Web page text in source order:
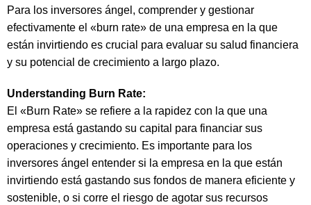
Para los inversores ángel, comprender y gestionar
efectivamente el «burn rate» de una empresa en la que
están invirtiendo es crucial para evaluar su salud financiera
y su potencial de crecimiento a largo plazo.
Understanding Burn Rate:
El «Burn Rate» se refiere a la rapidez con la que una
empresa está gastando su capital para financiar sus
operaciones y crecimiento. Es importante para los
inversores ángel entender si la empresa en la que están
invirtiendo está gastando sus fondos de manera eficiente y
sostenible, o si corre el riesgo de agotar sus recursos